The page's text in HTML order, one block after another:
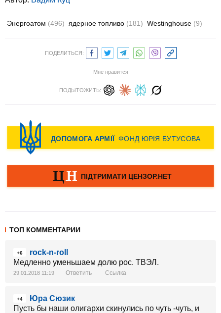
Энергоатом (496) ядерное топливо (181) Westinghouse (9)
ПОДЕЛИТЬСЯ:
Мне нравится
ПОДЫТОЖИТЬ:
ТОП КОММЕНТАРИИ
+6
rock-n-roll
Медленно уменьшаем долю рос. ТВЭЛ.
29.01.2018 11:19 Ответить Ссылка
+4
Юра Сюзик
Пусть бы наши олигархи скинулись по чуть -чуть, и